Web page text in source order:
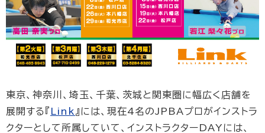
東京、神奈川、埼玉、千葉、茨城と関東圏に幅広く店舗を
展開する『
Link 』には、現在4名のJPBAプロがインストラ
クターとして所属していて、インストラクターDAYには、